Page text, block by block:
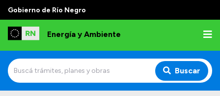
Gobierno de Río Negro
Energía y Ambiente
Buscar